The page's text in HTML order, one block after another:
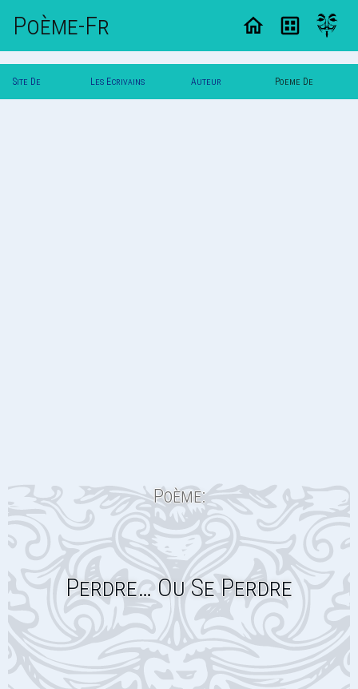
Poème-Fr
Site De Les Ecrivains Auteur Poeme De
Poème:
Perdre… Ou Se Perdre